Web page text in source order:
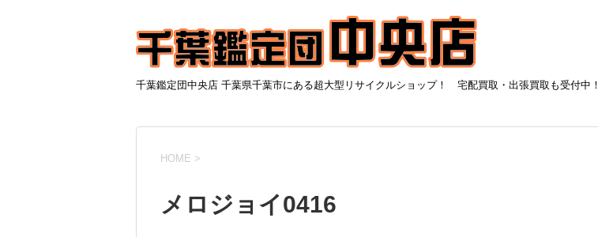
千葉鑑定団中央店 千葉県千葉市にある超大型リサイクルショップ！ 宅配買取・出張買取も受付中！
HOME >
メロジョイ0416